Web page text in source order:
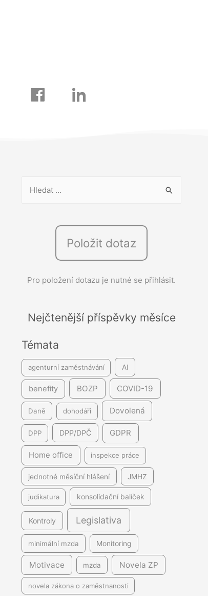
Položit dotaz
Pro položení dotazu je nutné se přihlásit.
Nejčtenější příspěvky měsíce
Témata
agenturní zaměstnávání AI
benefity BOZP COVID-19
Daně dohodáři Dovolená
DPP DPP/DPČ GDPR
Home office inspekce práce
jednotné měsíční hlášení JMHZ
judikatura konsolidační balíček
Kontroly Legislativa
minimální mzda Monitoring
Motivace mzda Novela ZP
novela zákona o zaměstnanosti